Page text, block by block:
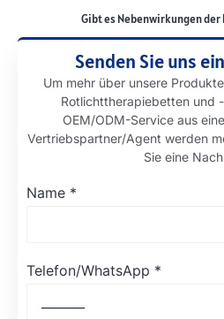
Gibt es Nebenwirkungen
Senden Sie uns
Um mehr über unsere
Rotlichttherapiebetten und
OEM/ODM-Service aus
Vertriebspartner/Agent werden
Sie eine
Name *
Telefon/WhatsApp *